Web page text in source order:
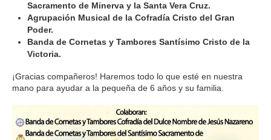
Sacramento de Minerva y la Santa Vera Cruz.
Agrupación Musical de la Cofradía Cristo del Gran
Poder.
Banda de Cornetas y Tambores Santísimo Cristo de la
Victoria.
¡Gracias compañeros! Haremos todo lo que esté en nuestra
mano para ayudar a la pequeña de 6 años y su familia.